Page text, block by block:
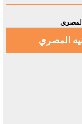
المصري